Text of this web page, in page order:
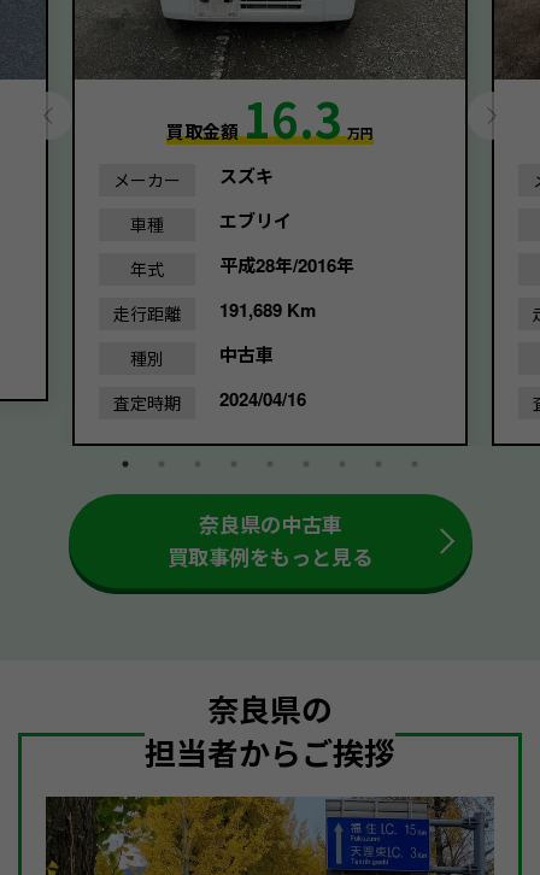
買取金額16.3 万円
メーカー スズキ
車種 エブリイ
年式 平成28年/2016年
走行距離 191,689 Km
種別 中古車
査定時期 2024/04/16
奈良県の中古車
買取事例をもっと見る
奈良県の
担当者からご挨拶